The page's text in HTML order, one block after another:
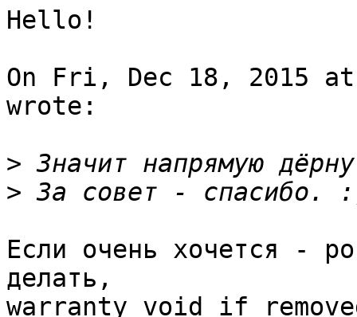
Hello!
On Fri, Dec 18, 2015
wrote:
>
>
Если очень хочется -
делать,
warranty void if